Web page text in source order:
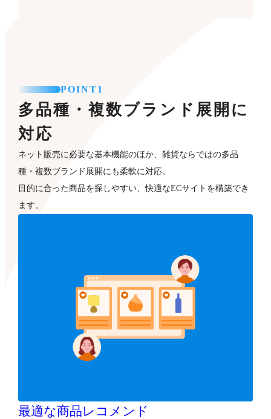
POINT1
多品種・複数ブランド展開に
対応
ネット販売に必要な基本機能のほか、雑貨ならではの多品
種・複数ブランド展開にも柔軟に対応。
目的に合った商品を探しやすい、快適なECサイトを構築でき
ます。
最適な商品レコメンド